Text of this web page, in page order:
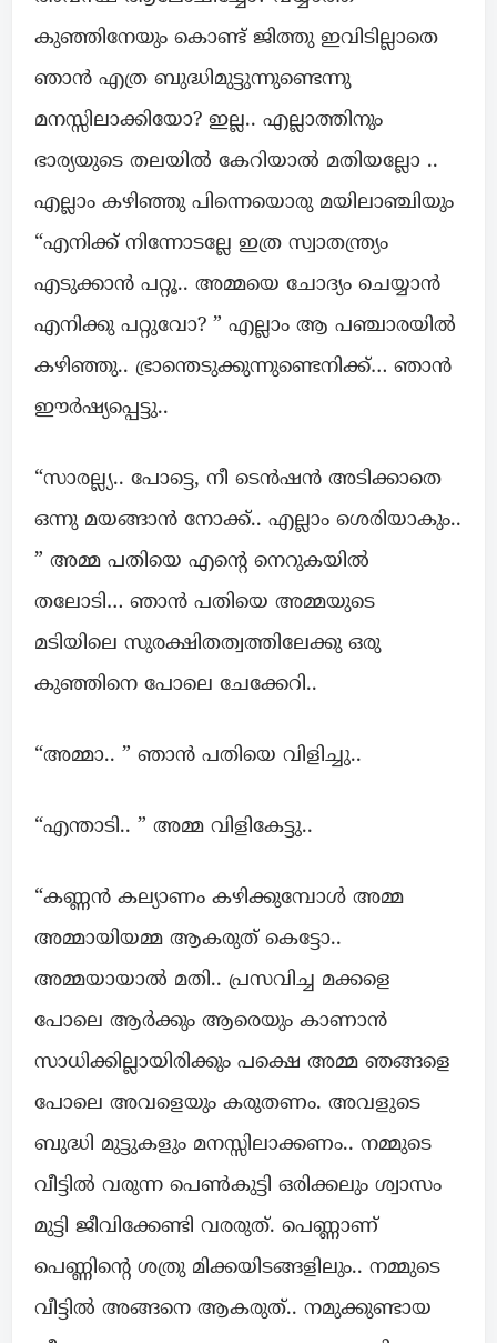
കുഞ്ഞിനേയും കൊണ്ട് ജിത്തു ഇവിടില്ലാതെ
ഞാൻ എത്ര ബുദ്ധിമുട്ടുന്നുണ്ടെന്നു
മനസ്സിലാക്കിയോ? ഇല്ല.. എല്ലാത്തിനും
ഭാര്യയുടെ തലയിൽ കേറിയാൽ മതിയല്ലോ ..
എല്ലാം കഴിഞ്ഞു പിന്നെയൊരു മയിലാഞ്ചിയും
“എനിക്ക് നിന്നോടല്ലേ ഇത്ര സ്വാതന്ത്ര്യം
എടുക്കാൻ പറ്റൂ.. അമ്മയെ ചോദ്യം ചെയ്യാൻ
എനിക്കു പറ്റുവോ? ” എല്ലാം ആ പഞ്ചാരയിൽ
കഴിഞ്ഞു.. ഭ്രാന്തെടുക്കുന്നുണ്ടെനിക്ക്… ഞാൻ
ഈർഷ്യപ്പെട്ടു..
“സാരല്ല്യ.. പോട്ടെ, നീ ടെൻഷൻ അടിക്കാതെ
ഒന്നു മയങ്ങാൻ നോക്ക്.. എല്ലാം ശെരിയാകും..
” അമ്മ പതിയെ എന്റെ നെറുകയിൽ
തലോടി… ഞാൻ പതിയെ അമ്മയുടെ
മടിയിലെ സുരക്ഷിതത്വത്തിലേക്കു ഒരു
കുഞ്ഞിനെ പോലെ ചേക്കേറി..
“അമ്മാ.. ” ഞാൻ പതിയെ വിളിച്ചു..
“എന്താടി.. ” അമ്മ വിളികേട്ടു..
“കണ്ണൻ കല്യാണം കഴിക്കുമ്പോൾ അമ്മ
അമ്മായിയമ്മ ആകരുത് കെട്ടോ..
അമ്മയായാൽ മതി.. പ്രസവിച്ച മക്കളെ
പോലെ ആർക്കും ആരെയും കാണാൻ
സാധിക്കില്ലായിരിക്കും പക്ഷെ അമ്മ ഞങ്ങളെ
പോലെ അവളെയും കരുതണം. അവളുടെ
ബുദ്ധി മുട്ടുകളും മനസ്സിലാക്കണം.. നമ്മുടെ
വീട്ടിൽ വരുന്ന പെൺകുട്ടി ഒരിക്കലും ശ്വാസം
മുട്ടി ജീവിക്കേണ്ടി വരരുത്. പെണ്ണാണ്
പെണ്ണിന്റെ ശത്രു മിക്കയിടങ്ങളിലും.. നമ്മുടെ
വീട്ടിൽ അങ്ങനെ ആകരുത്.. നമുക്കുണ്ടായ